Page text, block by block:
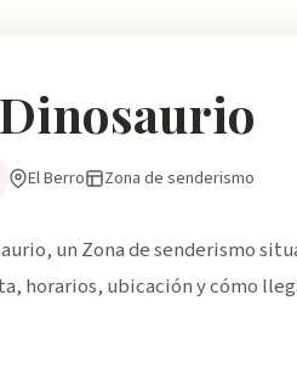
El Berro Zona de senderismo
un Zona de senderismo
horarios, ubicación y cómo